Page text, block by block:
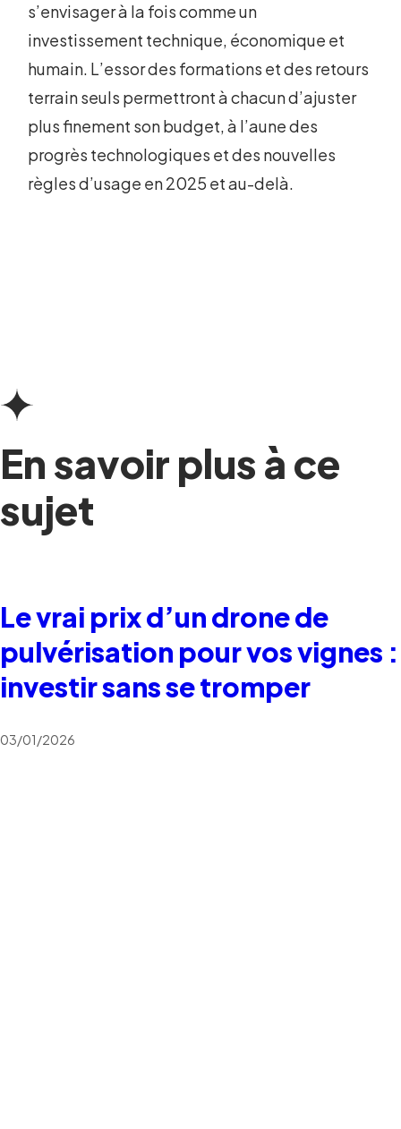
s’envisager à la fois comme un
investissement technique, économique et
humain. L’essor des formations et des retours
terrain seuls permettront à chacun d’ajuster
plus finement son budget, à l’aune des
progrès technologiques et des nouvelles
règles d’usage en 2025 et au-delà.
En savoir plus à ce
sujet
Le vrai prix d’un drone de
pulvérisation pour vos vignes :
investir sans se tromper
03/01/2026